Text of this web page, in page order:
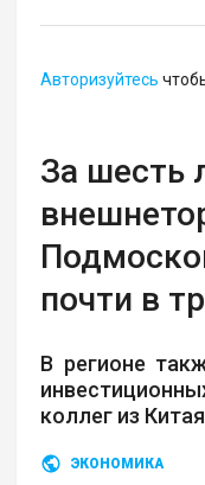
Авторизуйтесь
За шесть
почти в
В регионе
коллег из Китая
ЭКОНОМИКА